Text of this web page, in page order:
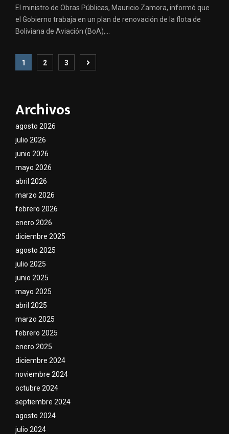
El ministro de Obras Públicas, Mauricio Zamora, informó que
el Gobierno trabaja en un plan de renovación de la flota de
Boliviana de Aviación (BoA),...
Paginación
entradas
1 2 3
Archivos
agosto 2026
julio 2026
junio 2026
mayo 2026
abril 2026
marzo 2026
febrero 2026
enero 2026
diciembre 2025
agosto 2025
julio 2025
junio 2025
mayo 2025
abril 2025
marzo 2025
febrero 2025
enero 2025
diciembre 2024
noviembre 2024
octubre 2024
septiembre 2024
agosto 2024
julio 2024